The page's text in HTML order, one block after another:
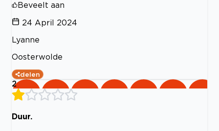
Beveelt aan
24 April 2024
Lyanne
Oosterwolde
delen
2
Duur.